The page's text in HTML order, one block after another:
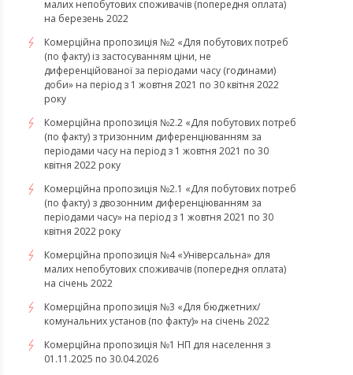
малих непобутових споживачів (попередня оплата)
на березень 2022
Комерційна пропозиція №2 «Для побутових потреб
(по факту) із застосуванням ціни, не
диференційованої за періодами часу (годинами)
доби» на період з 1 жовтня 2021 по 30 квітня 2022
року
Комерційна пропозиція №2.2 «Для побутових потреб
(по факту) з тризонним диференціюванням за
періодами часу на період з 1 жовтня 2021 по 30
квітня 2022 року
Комерційна пропозиція №2.1 «Для побутових потреб
(по факту) з двозонним диференціюванням за
періодами часу» на період з 1 жовтня 2021 по 30
квітня 2022 року
Комерційна пропозиція №4 «Універсальна» для
малих непобутових споживачів (попередня оплата)
на січень 2022
Комерційна пропозиція №3 «Для бюджетних/
комунальних установ (по факту)» на січень 2022
Комерційна пропозиція №1 НП для населення з
01.11.2025 по 30.04.2026